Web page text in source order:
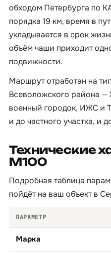
обходом Петербурга по
порядка 19 км, время в
укладывается в срок
объём чаши приходит
подвижности.
Маршрут отработан на
Всеволожского района —
военный городок, ИЖС и
и до частного участка, и
Технические
М100
Подробная таблица
пойдёт на ваш объект в
ПАРАМЕТР
Марка